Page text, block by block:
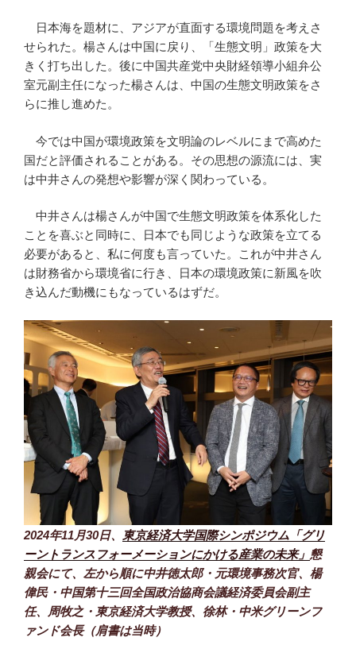
日本海を題材に、アジアが直面する環境問題を考えさ
せられた。楊さんは中国に戻り、「生態文明」政策を大
きく打ち出した。後に中国共産党中央財経領導小組弁公
室元副主任になった楊さんは、中国の生態文明政策をさ
らに推し進めた。
今では中国が環境政策を文明論のレベルにまで高めた
国だと評価されることがある。その思想の源流には、実
は中井さんの発想や影響が深く関わっている。
中井さんは楊さんが中国で生態文明政策を体系化した
ことを喜ぶと同時に、日本でも同じような政策を立てる
必要があると、私に何度も言っていた。これが中井さん
は財務省から環境省に行き、日本の環境政策に新風を吹
き込んだ動機にもなっているはずだ。
2024年11月30日、
東京経済大学国際シンポジウム「グリ
ーントランスフォーメーションにかける産業の未来」 懇
親会にて、左から順に中井徳太郎・元環境事務次官、楊
偉民・中国第十三回全国政治協商会議経済委員会副主
任、周牧之・東京経済大学教授、徐林・中米グリーンフ
ァンド会長（肩書は当時）